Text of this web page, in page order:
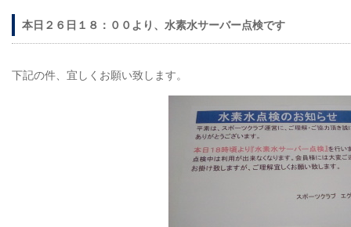
本日２６日１８：００より、水素水サーバー点検です
下記の件、宜しくお願い致します。